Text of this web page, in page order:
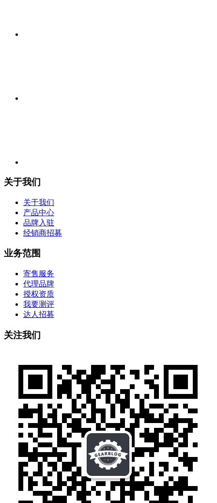
关于我们
关于我们
产品中心
品牌入驻
经销商招募
业务范围
寄售服务
代理品牌
授权资质
我要测评
达人招募
关注我们